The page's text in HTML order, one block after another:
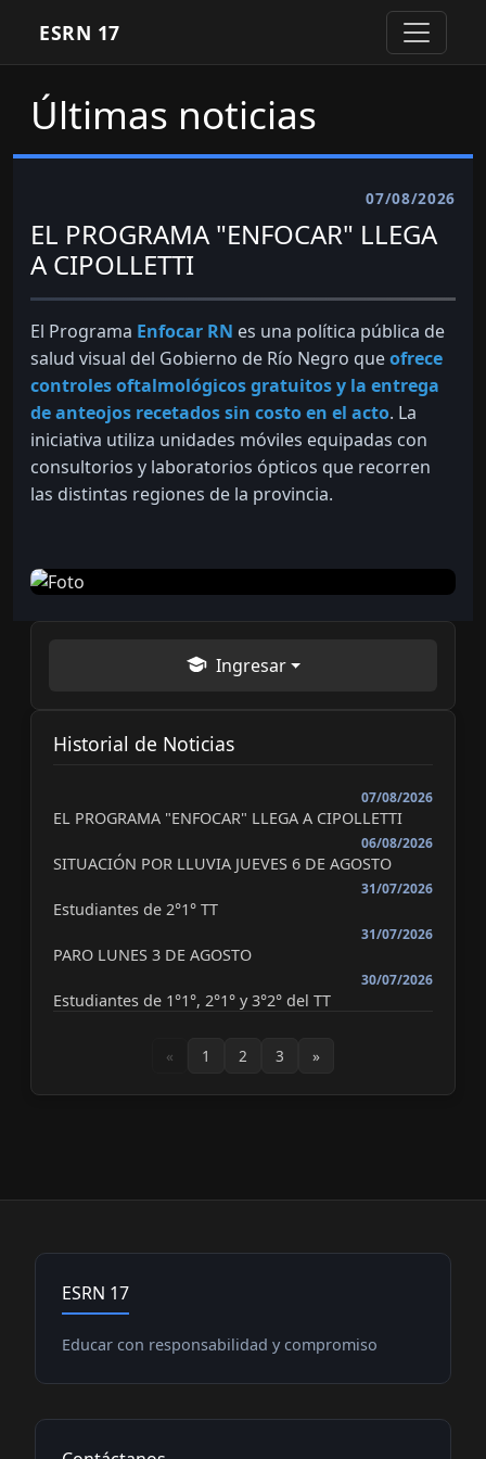
ESRN 17
Últimas noticias
07/08/2026
EL PROGRAMA "ENFOCAR" LLEGA
A CIPOLLETTI
El Programa Enfocar RN es una política pública de
salud visual del Gobierno de Río Negro queofrece
controles oftalmológicos gratuitos y la entrega
de anteojos recetados sin costo en el acto. La
iniciativa utiliza unidades móviles equipadas con
consultorios y laboratorios ópticos que recorren
las distintas regiones de la provincia.
Ingresar
Historial de Noticias
07/08/2026
EL PROGRAMA "ENFOCAR" LLEGA A CIPOLLETTI
06/08/2026
SITUACIÓN POR LLUVIA JUEVES 6 DE AGOSTO
31/07/2026
Estudiantes de 2°1° TT
31/07/2026
PARO LUNES 3 DE AGOSTO
30/07/2026
Estudiantes de 1°1°, 2°1° y 3°2° del TT
« 1 2 3 »
ESRN 17
Educar con responsabilidad y compromiso